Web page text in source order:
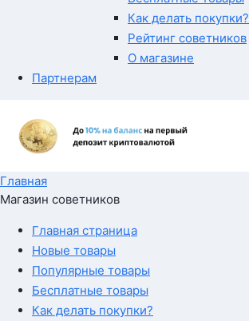
Как делать покупки?
Рейтинг советников
О магазине
Партнерам
Главная
Магазин советников
Главная страница
Новые товары
Популярные товары
Бесплатные товары
Как делать покупки?